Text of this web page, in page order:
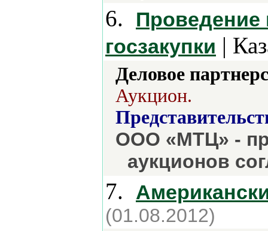
6.
Проведение
госзакупки |
Деловое
Аукцион.
ООО «МТЦ» -
аукционов
7.
(01.08.2012)